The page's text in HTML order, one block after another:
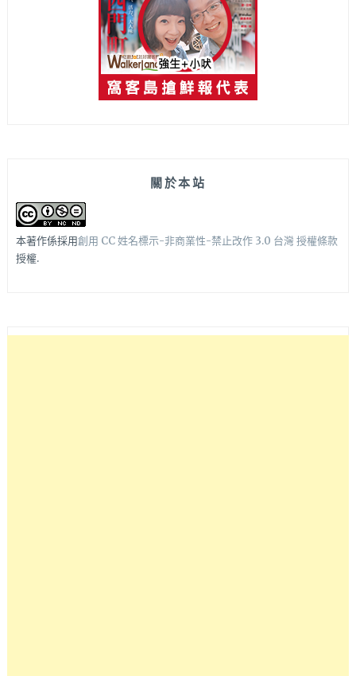
關於本站
本著作係採用創用 CC 姓名標示-非商業性-禁止改作 3.0 台灣 授權條款
授權.